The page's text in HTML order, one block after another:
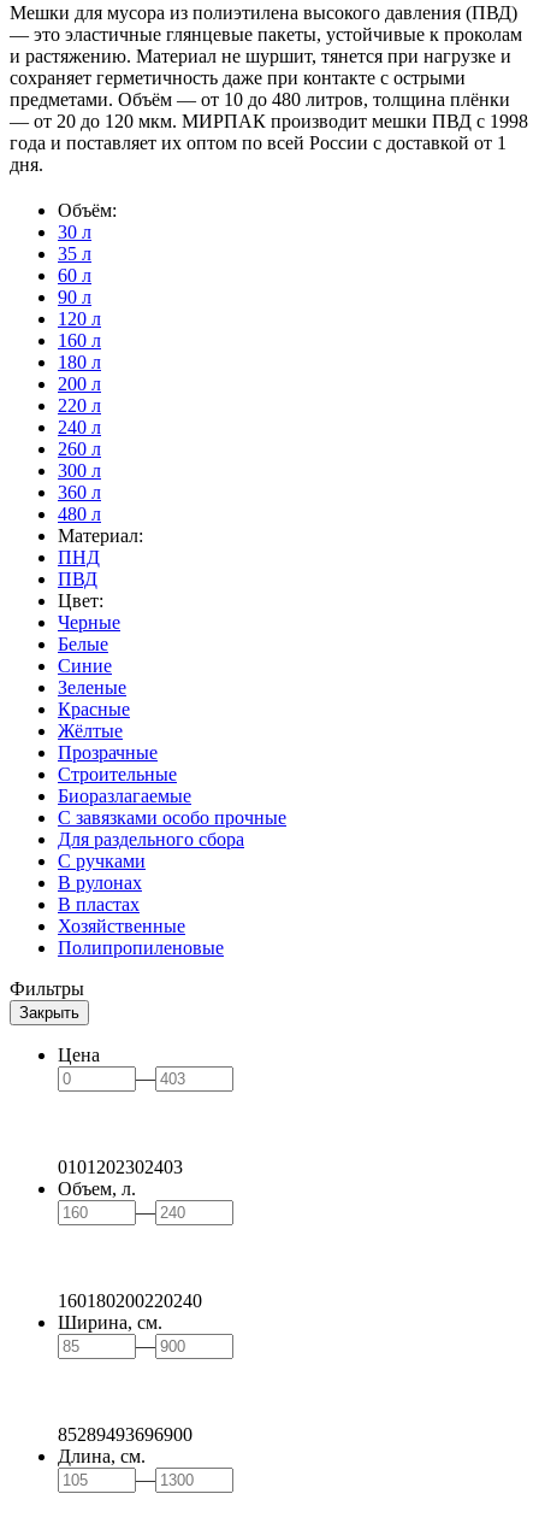
Мешки для мусора из полиэтилена высокого давления (ПВД)
— это эластичные глянцевые пакеты, устойчивые к проколам
и растяжению. Материал не шуршит, тянется при нагрузке и
сохраняет герметичность даже при контакте с острыми
предметами. Объём — от 10 до 480 литров, толщина плёнки
— от 20 до 120 мкм. МИРПАК производит мешки ПВД с 1998
года и поставляет их оптом по всей России с доставкой от 1
дня.
Объём:
30 л
35 л
60 л
90 л
120 л
160 л
180 л
200 л
220 л
240 л
260 л
300 л
360 л
480 л
Материал:
ПНД
ПВД
Цвет:
Черные
Белые
Синие
Зеленые
Красные
Жёлтые
Прозрачные
Строительные
Биоразлагаемые
С завязками особо прочные
Для раздельного сбора
С ручками
В рулонах
В пластах
Хозяйственные
Полипропиленовые
Фильтры
Закрыть
Цена
—
0101 202302403
Объем, л.
—
160180200220240
Ширина, см.
—
85289493696900
Длина, см.
—